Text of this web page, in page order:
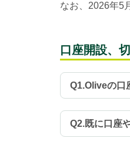
なお、2026年5
口座開設、
Q1.Oliveの口
Q2.既に口座